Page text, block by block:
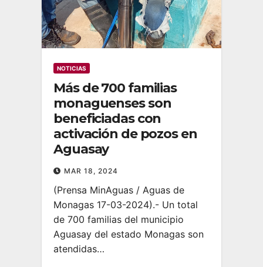
NOTICIAS
Más de 700 familias
monaguenses son
beneficiadas con
activación de pozos en
Aguasay
MAR 18, 2024
(Prensa MinAguas / Aguas de
Monagas 17-03-2024).- Un total
de 700 familias del municipio
Aguasay del estado Monagas son
atendidas…